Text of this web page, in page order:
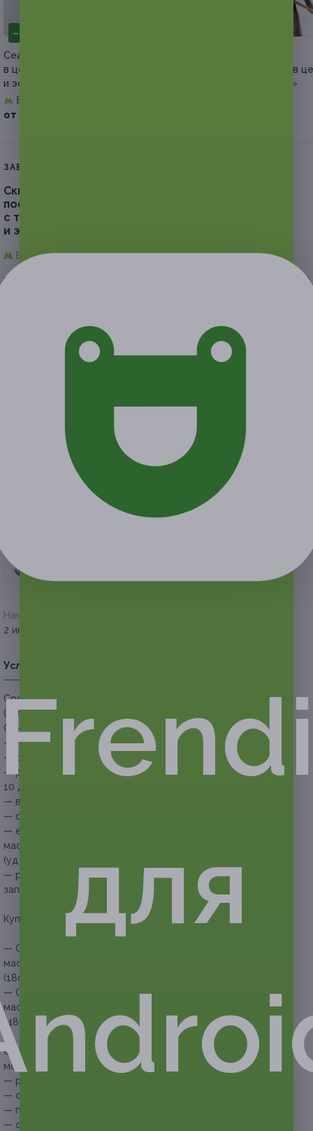
–95%
Сеансы лазерной эпиляции
в центре косметологии
и эстетики «Ед-си»
Братиславская
от 1 100 руб.
с термокомпрессией в
косметологии «Ед-си»
ЗАВЕРШЁННАЯ АКЦИЯ
Скидка до 91%.
посещения роликового массажа
с термокомпрессией в центре косметологии
и эстетики «Ед-си»
Братиславская,г. Москва, ул. Люблинская, д. 78, к. 3
от 18 000 руб.
Экономия от 16 200 руб.
Начало действия
2 июня 2026 г.
Условия
Срок действия купонов:
(включительно).
Основные условия:
— процедура проводится на аппарате Endospheres;
— рекомендуемое количество процедур — 6–12;
— рекомендуемая частота посещений — каждые 7–
10 дней;
— восстановительного периода нет;
— обязательна предварительная запись по телефону;
— если участник акции опаздывает более чем на 15 минут,
мастер центра вправе перенести сеанс на любое другое
(удобное участнику и центру) время;
— рекомендовано сообщить об отмене или переносе
записи не менее чем за 12 часов.
Купон действует на следующие виды услуг:
— Скидка 90% на безлимитное посещение роликового
массажа с термокомпрессией в течение 1 месяца
(1800 руб. вместо 18 000 руб.)
— Скидка 91% на безлимитное посещение роликового
массажа с термокомпрессией в течение 3 месяцев
(4860 руб. вместо 54 000 руб.)
Основы метода — микровибрация и компрессия, которые
могут помочь (возможные эффекты):
— разрушить жировые отложения;
— смоделировать контуры тела;
— повысить мышечный тонус;
— стимулировать отток венозной крови и лимфы
для